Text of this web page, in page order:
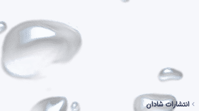
انتشارات شادان